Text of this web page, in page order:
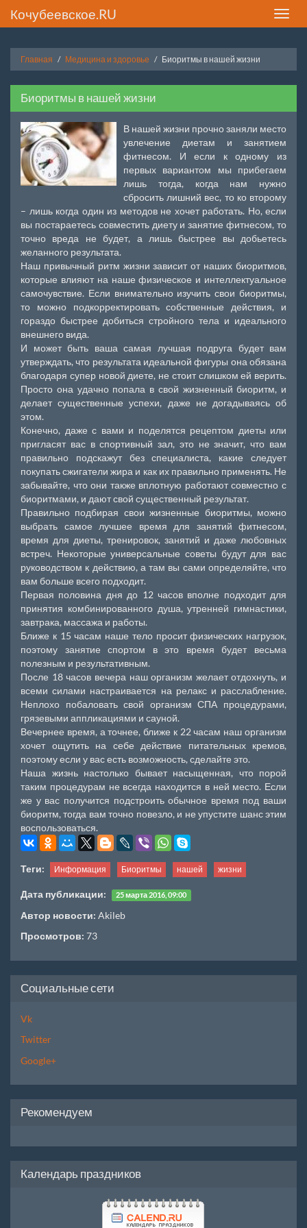
Toggle
Кочубеевское.RU
Главная Медицина и здоровье Биоритмы в нашей жизни
Биоритмы в нашей жизни
В нашей жизни прочно заняли место
увлечение диетам и занятием
фитнесом. И если к одному из
первых вариантом мы прибегаем
лишь тогда, когда нам нужно
сбросить лишний вес, то ко второму
– лишь когда один из методов не хочет работать. Но, если
вы постараетесь совместить диету и занятие фитнесом, то
точно вреда не будет, а лишь быстрее вы добьетесь
желанного результата.
Наш привычный ритм жизни зависит от наших биоритмов,
которые влияют на наше физическое и интеллектуальное
самочувствие. Если внимательно изучить свои биоритмы,
то можно подкорректировать собственные действия, и
гораздо быстрее добиться стройного тела и идеального
внешнего вида.
И может быть ваша самая лучшая подруга будет вам
утверждать, что результата идеальной фигуры она обязана
благодаря супер новой диете, не стоит слишком ей верить.
Просто она удачно попала в свой жизненный биоритм, и
делает существенные успехи, даже не догадываясь об
этом.
Конечно, даже с вами и поделятся рецептом диеты или
пригласят вас в спортивный зал, это не значит, что вам
правильно подскажут без специалиста, какие следует
покупать сжигатели жира и как их правильно применять. Не
забывайте, что они также вплотную работают совместно с
биоритмами, и дают свой существенный результат.
Правильно подбирая свои жизненные биоритмы, можно
выбрать самое лучшее время для занятий фитнесом,
время для диеты, тренировок, занятий и даже любовных
встреч. Некоторые универсальные советы будут для вас
руководством к действию, а там вы сами определяйте, что
вам больше всего подходит.
Первая половина дня до 12 часов вполне подходит для
принятия комбинированного душа, утренней гимнастики,
завтрака, массажа и работы.
Ближе к 15 часам наше тело просит физических нагрузок,
поэтому занятие спортом в это время будет весьма
полезным и результативным.
После 18 часов вечера наш организм желает отдохнуть, и
всеми силами настраивается на релакс и расслабление.
Неплохо побаловать свой организм СПА процедурами,
грязевыми аппликациями и сауной.
Вечернее время, а точнее, ближе к 22 часам наш организм
хочет ощутить на себе действие питательных кремов,
поэтому если у вас есть возможность, сделайте это.
Наша жизнь настолько бывает насыщенная, что порой
таким процедурам не всегда находится в ней место. Если
же у вас получится подстроить обычное время под ваши
биоритм, тогда вам точно повезло, и не упустите шанс этим
воспользоваться.
Теги: Информация Биоритмы нашей жизни
Дата публикации: 25 марта 2016, 09:00
Автор новости: Akileb
Просмотров: 73
Социальные сети
Vk
Twitter
Google+
Рекомендуем
Календарь праздников